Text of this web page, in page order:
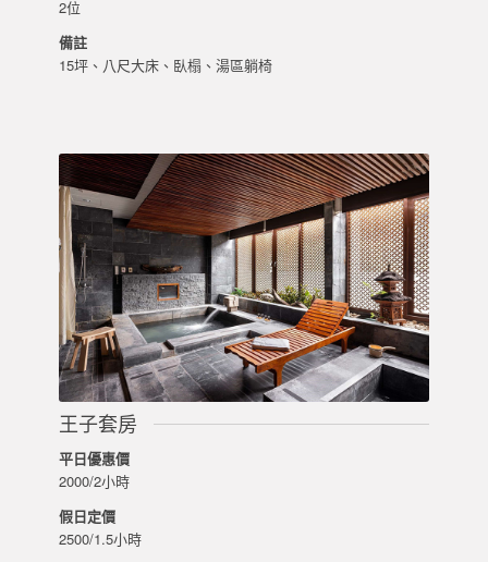
2位
備註
15坪、八尺大床、臥榻、湯區躺椅
王子套房
平日優惠價
2000/2小時
假日定價
2500/1.5小時